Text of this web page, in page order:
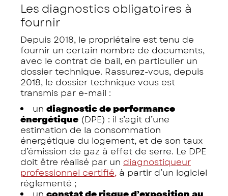
Les diagnostics obligatoires à
fournir
Depuis 2018, le propriétaire est tenu de
fournir un certain nombre de documents,
avec le contrat de bail, en particulier un
dossier technique. Rassurez-vous, depuis
2018, le dossier technique vous est
transmis par e-mail :
un diagnostic de performance
énergétique (DPE) : il s’agit d’une
estimation de la consommation
énergétique du logement, et de son taux
d’émission de gaz à effet de serre. Le DPE
doit être réalisé par un diagnostiqueur
professionnel certifié, à partir d’un logiciel
réglementé ;